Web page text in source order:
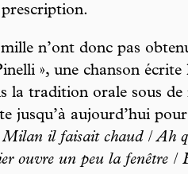
n’ont donc pas
», une chanson écrite
la tradition orale sous
jusqu’à aujourd’hui
il faisait chaud / Ah
ouvre un peu la fenêtre /